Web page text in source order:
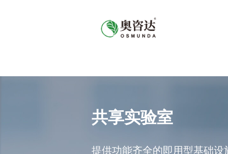
共享实验室
提供功能齐全的即用型基础设